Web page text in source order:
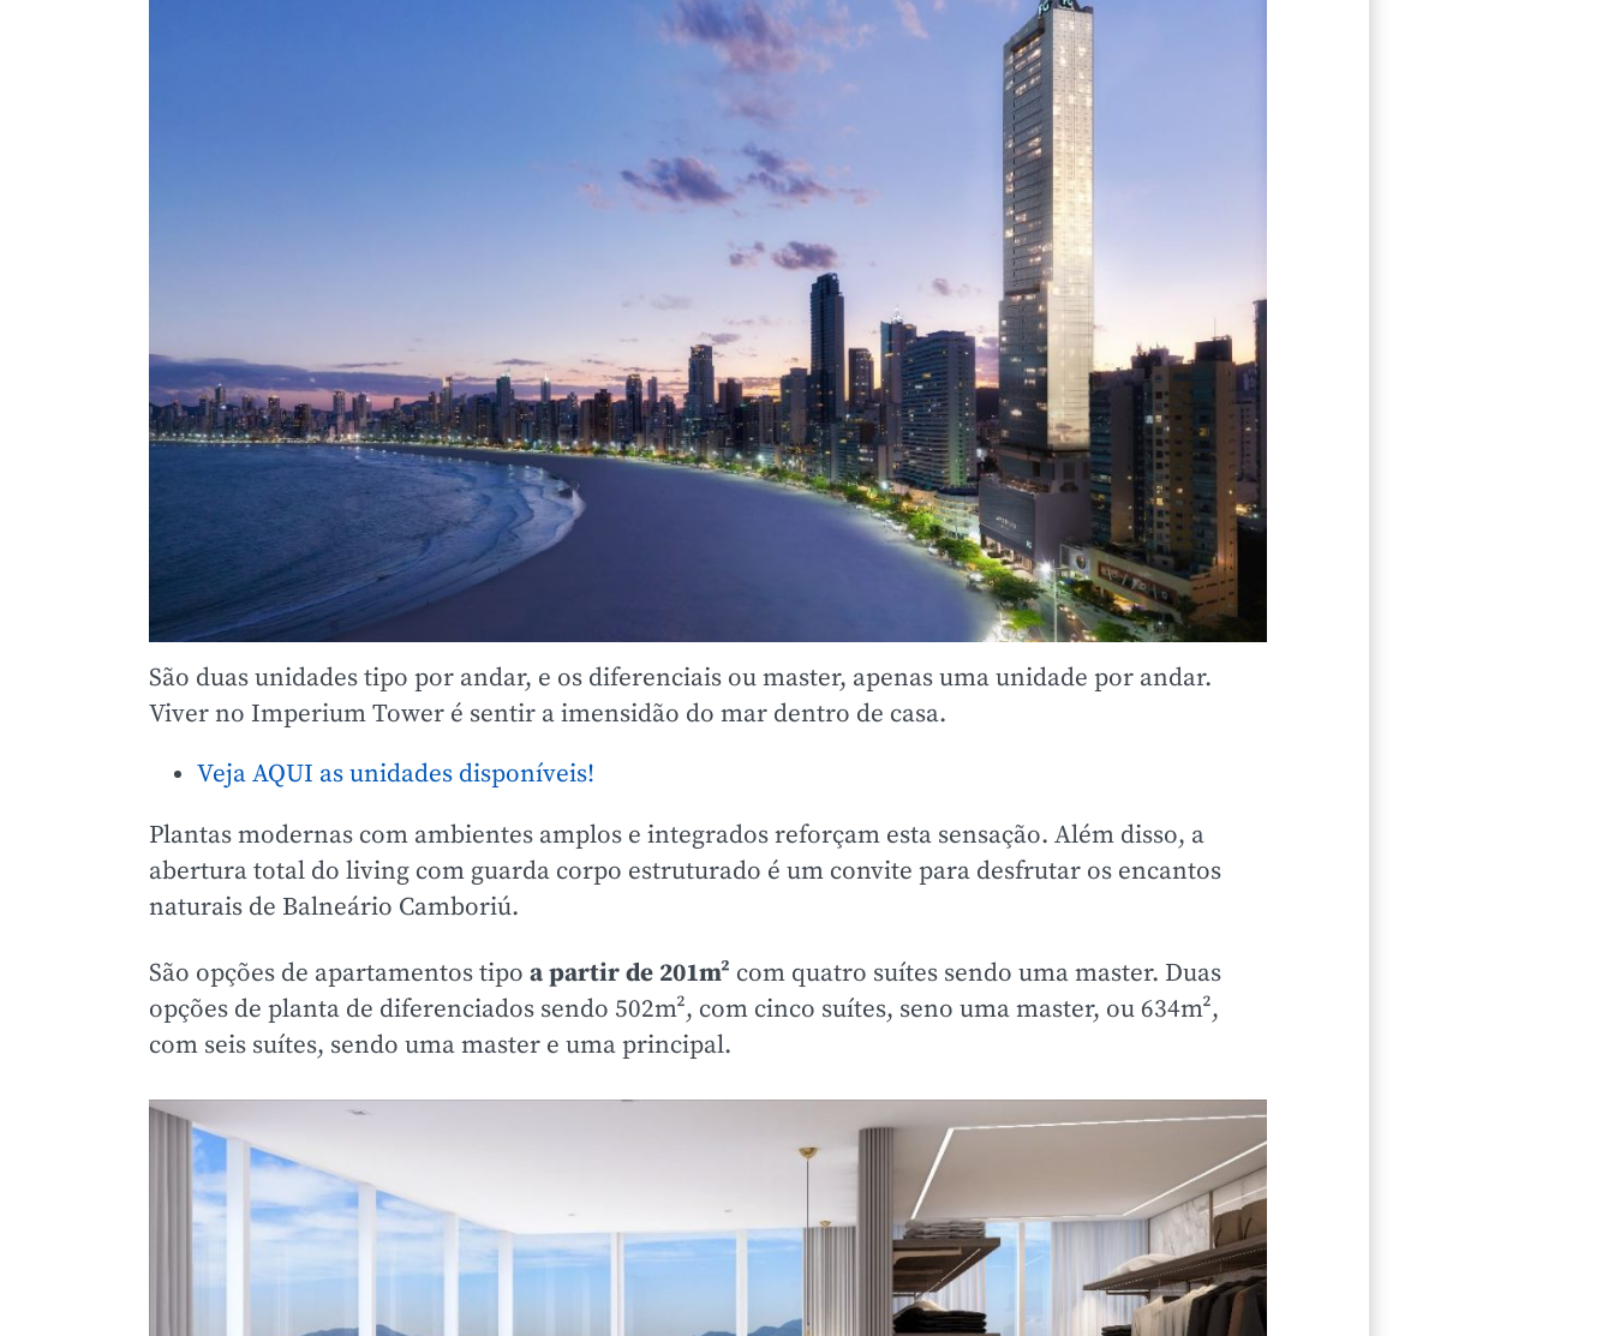
São duas unidades tipo por andar, e os diferenciais ou master, apenas uma unidade por andar.
Viver no Imperium Tower é sentir a imensidão do mar dentro de casa.
Veja AQUI as unidades disponíveis!
Plantas modernas com ambientes amplos e integrados reforçam esta sensação. Além disso, a
abertura total do living com guarda corpo estruturado é um convite para desfrutar os encantos
naturais de Balneário Camboriú.
São opções de apartamentos tipo a partir de 201m² com quatro suítes sendo uma master. Duas
opções de planta de diferenciados sendo 502m², com cinco suítes, seno uma master, ou 634m²,
com seis suítes, sendo uma master e uma principal.